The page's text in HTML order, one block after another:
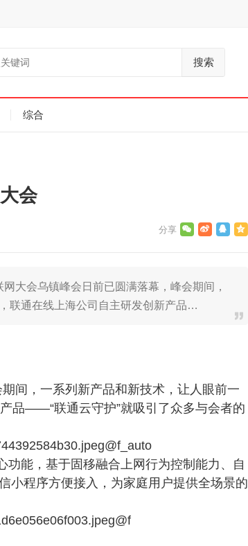
搜索
综合
会
大会乌镇峰会日前已圆满落幕，峰会期间，
联通在线上海公司自主研发创新产品…
间，一系列新产品和新技术，让人眼前一
品——“联通云守护”就吸引了众多与会者的
功能，基于固移融合上网行为控制能力、自
小程序方便接入，为家庭用户提供全场景的